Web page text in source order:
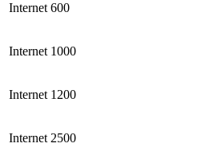
Internet 600
Internet 1000
Internet 1200
Internet 2500